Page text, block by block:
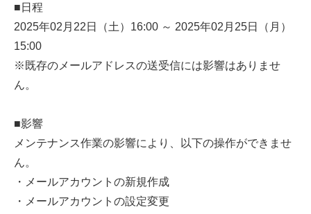
■日程
2025年02月22日（土）16:00 ～ 2025年02月25日（月）
15:00
※既存のメールアドレスの送受信には影響はありませ
ん。
■影響
メンテナンス作業の影響により、以下の操作ができませ
ん。
・メールアカウントの新規作成
・メールアカウントの設定変更